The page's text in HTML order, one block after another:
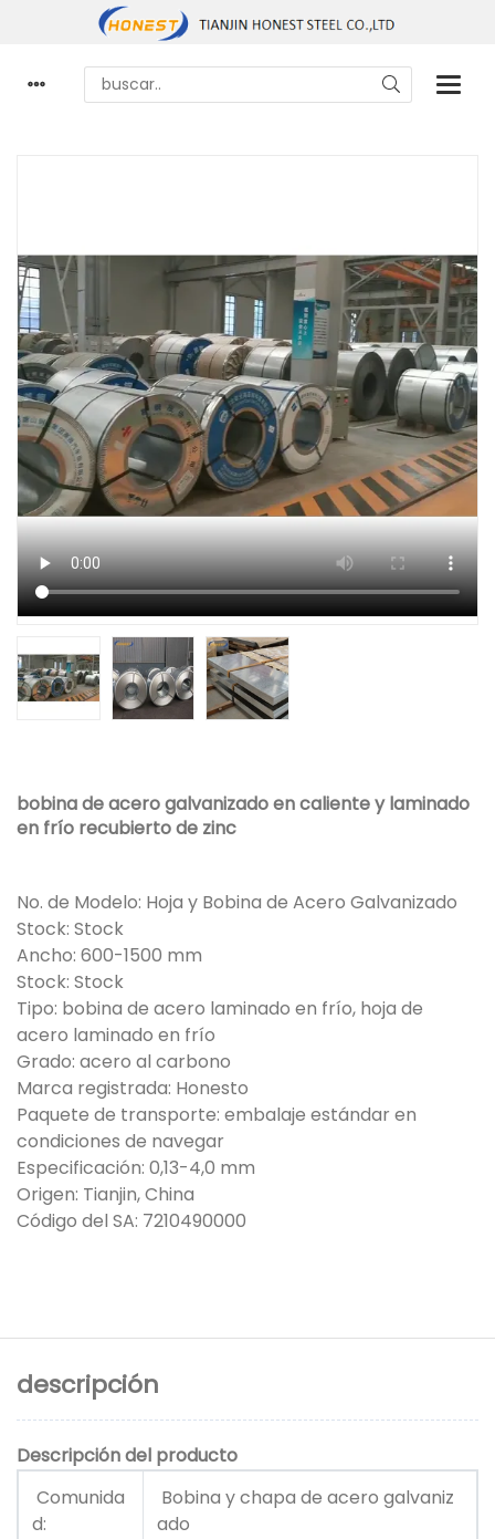
bobina de acero galvanizado en caliente y laminado
en frío recubierto de zinc
No. de Modelo: Hoja y Bobina de Acero Galvanizado
Stock: Stock
Ancho: 600-1500 mm
Stock: Stock
Tipo: bobina de acero laminado en frío, hoja de
acero laminado en frío
Grado: acero al carbono
Marca registrada: Honesto
Paquete de transporte: embalaje estándar en
condiciones de navegar
Especificación: 0,13-4,0 mm
Origen: Tianjin, China
Código del SA: 7210490000
descripción
Descripción del producto
Comunida
d:
Bobina y chapa de acero galvaniz
ado